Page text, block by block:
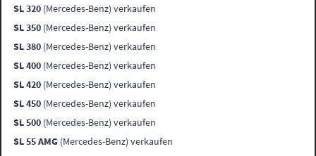
SL 320 (Mercedes-Benz) verkaufen
SL 350 (Mercedes-Benz) verkaufen
SL 380 (Mercedes-Benz) verkaufen
SL 400 (Mercedes-Benz) verkaufen
SL 420 (Mercedes-Benz) verkaufen
SL 450 (Mercedes-Benz) verkaufen
SL 500 (Mercedes-Benz) verkaufen
SL 55 AMG (Mercedes-Benz) verkaufen